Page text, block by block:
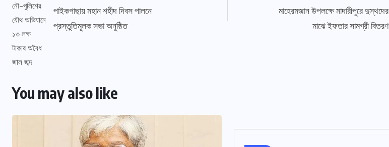
পাইকগাছায় মহান শহীদ দিবস পালনে
প্রস্তুতিমূলক সভা অনুষ্ঠিত
মাহেরমজান উপলক্ষে মাদারীপুরে দুস্থদের
মাঝে ইফতার সামগ্রী বিতরণ
You may also like